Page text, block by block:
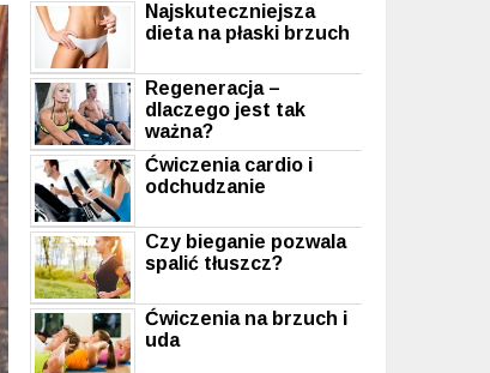
Najskuteczniejsza
dieta na płaski brzuch
Regeneracja –
dlaczego jest tak
ważna?
Ćwiczenia cardio i
odchudzanie
Czy bieganie pozwala
spalić tłuszcz?
Ćwiczenia na brzuch i
uda